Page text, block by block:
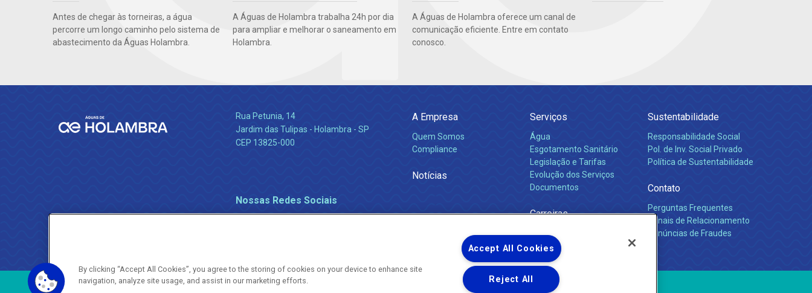
Antes de chegar às torneiras, a água
percorre um longo caminho pelo sistema de
abastecimento da Águas Holambra.
A Águas de Holambra trabalha 24h por dia
para ampliar e melhorar o saneamento em
Holambra.
A Águas de Holambra oferece um canal de
comunicação eficiente. Entre em contato
conosco.
Rua Petunia, 14
Jardim das Tulipas - Holambra - SP
CEP 13825-000
Nossas Redes Sociais
A Empresa
Quem Somos
Compliance
Notícias
Serviços
Água
Esgotamento Sanitário
Legislação e Tarifas
Evolução dos Serviços
Documentos
Carreiras
Sustentabilidade
Responsabilidade Social
Pol. de Inv. Social Privado
Política de Sustentabilidade
Contato
Perguntas Frequentes
Canais de Relacionamento
Denúncias de Fraudes
Copyright ® 2026 - Todos os Direitos Reservados.
By clicking “Accept All Cookies”, you agree to the storing of cookies on your device to enhance site
navigation, analyze site usage, and assist in our marketing efforts.
Accept All Cookies
Reject All